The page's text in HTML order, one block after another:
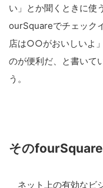
い」 とか聞くときに使
ourSquareでチェック
店は○○がおいしいよ
のが便利だ、と書いて
う。
その
ネット上の有効なビ
索
す
る